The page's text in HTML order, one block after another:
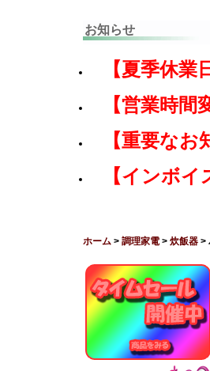
お知らせ
【夏季休業
【営業時間
【重要な
【インボ
ホーム > 調理家電 > 炊飯器 >